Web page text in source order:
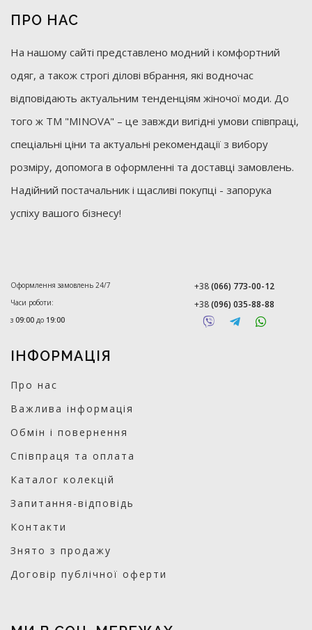
ПРО НАС
На нашому сайті представлено модний і комфортний
одяг, а також строгі ділові вбрання, які водночас
відповідають актуальним тенденціям жіночої моди. До
того ж ТМ "MINOVA" – це завжди вигідні умови співпраці,
спеціальні ціни та актуальні рекомендації з вибору
розміру, допомога в оформленні та доставці замовлень.
Надійний постачальник і щасливі покупці - запорука
успіху вашого бізнесу!
Оформлення замовлень 24/7
Часи роботи:
з 09:00 до 19:00
+38(066) 773-00-12
+38(096) 035-88-88
ІНФОРМАЦІЯ
Про нас
Важлива інформація
Обмін і повернення
Співпраця та оплата
Каталог колекцій
Запитання-відповідь
Контакти
Знято з продажу
Договір публічної оферти